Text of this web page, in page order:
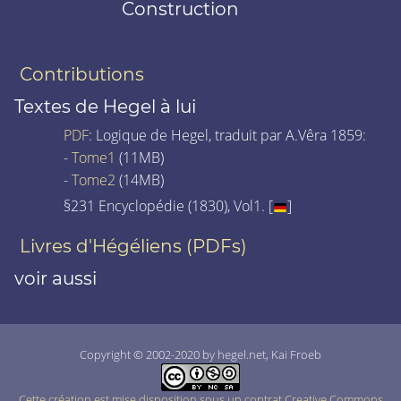
Construction
Contributions
Textes de Hegel à lui
PDF: Logique de Hegel, traduit par A.Vêra 1859:
-Tome1 (11MB)
-Tome2 (14MB)
§231 Encyclopédie (1830), Vol1. [
]
Livres d'Hégéliens (PDFs)
voir aussi
Copyright © 2002-2020 by hegel.net, Kai Froeb